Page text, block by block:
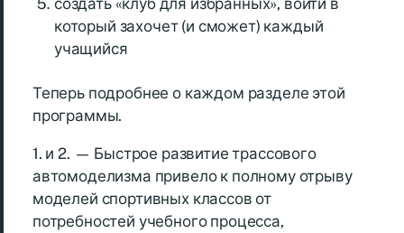
создать «клуб для избранных», войти в
который захочет (и сможет) каждый
учащийся
Теперь подробнее о каждом разделе этой
программы.
1. и 2. — Быстрое развитие трассового
автомоделизма привело к полному отрыву
моделей спортивных классов от
потребностей учебного процесса,